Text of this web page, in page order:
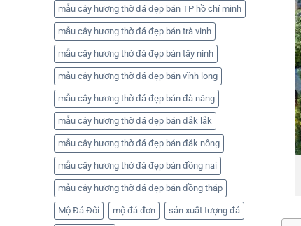
mẫu cây hương thờ đá đẹp bán TP hồ chí minh
mẫu cây hương thờ đá đẹp bán trà vinh
mẫu cây hương thờ đá đẹp bán tây ninh
mẫu cây hương thờ đá đẹp bán vĩnh long
mẫu cây hương thờ đá đẹp bán đà nẵng
mẫu cây hương thờ đá đẹp bán đắk lắk
mẫu cây hương thờ đá đẹp bán đắk nông
mẫu cây hương thờ đá đẹp bán đồng nai
mẫu cây hương thờ đá đẹp bán đồng tháp
Mộ Đá Đôi mộ đá đơn sản xuất tượng đá